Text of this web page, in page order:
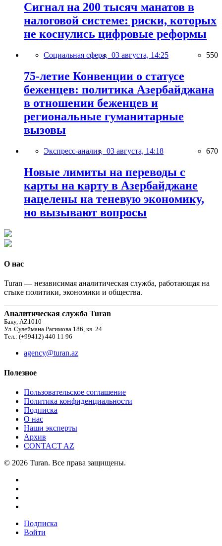
Сигнал на 200 тысяч манатов в
налоговой системе: риски, которых
не коснулись цифровые реформы
Социальная сфера, 03 августа, 14:25 550
75-летие Конвенции о статусе
беженцев: политика Азербайджана
в отношении беженцев и
региональные гуманитарные
вызовы
Экспресс-анализ, 03 августа, 14:18 670
Новые лимиты на переводы с
карты на карту в Азербайджане
нацелены на теневую экономику,
но вызывают вопросы
О нас
Turan — независимая аналитическая служба, работающая на
стыке политики, экономики и общества.
Аналитическая служба Turan
Баку, AZ1010
Ул. Сулеймана Рагимова 186, кв. 24
Тел.: (+99412) 440 11 96
agency@turan.az
Полезное
Пользовательское соглашение
Политика конфиденциальности
Подписка
О нас
Наши эксперты
Архив
CONTACT AZ
© 2026 Turan. Все права защищены.
Подписка
Войти